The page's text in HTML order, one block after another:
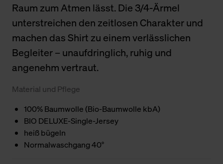
Raum zum Atmen lässt. Die 3/4-Ärmel
unterstreichen den zeitlosen Charakter und
machen das Shirt zu einem verlässlichen
Begleiter – unaufdringlich, ruhig und
angenehm vertraut.
Material und Pflege
100% Baumwolle (Bio-Baumwolle kbA)
BIO DELUXE-Single-Jersey
heiß bügeln
Normalwaschgang 40°